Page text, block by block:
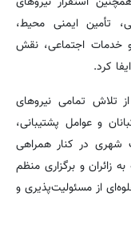
تأمین ایمنی محیط،
و خدمات اجتماعی، نقش
کرد.
۱۴، با قدردانی از تلاش تمامی نیروهای
و عوامل پشتیبانی،
شهری در کنار همراهی
زائران و برگزاری منظم
از مسئولیت‌پذیری و